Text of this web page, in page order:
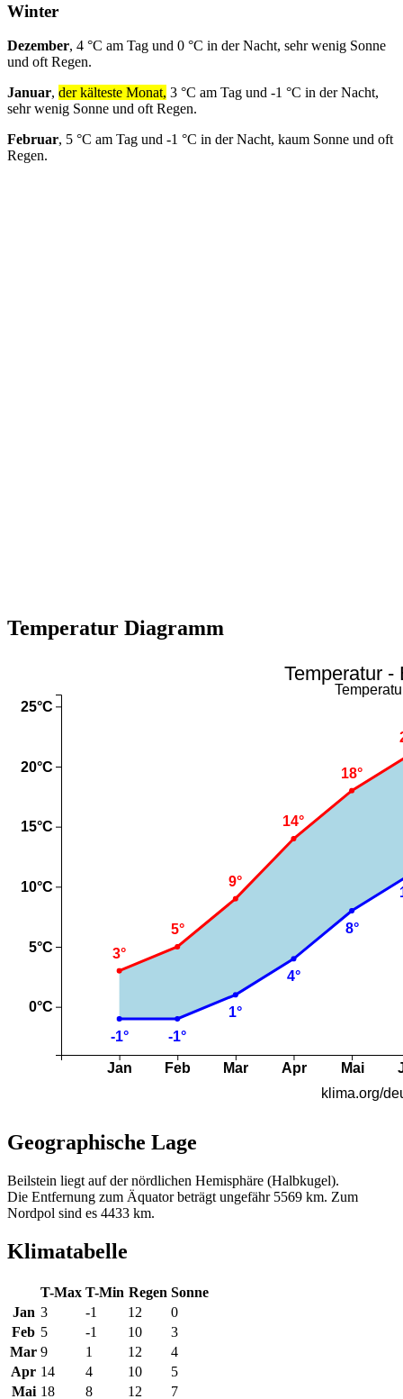
Winter
Dezember, 4 °C am Tag und 0 °C in der Nacht, sehr wenig Sonne
und oft Regen.
Januar, der kälteste Monat, 3 °C am Tag und -1 °C in der Nacht,
sehr wenig Sonne und oft Regen.
Februar, 5 °C am Tag und -1 °C in der Nacht, kaum Sonne und oft
Regen.
Temperatur Diagramm
Geographische Lage
Beilstein liegt auf der nördlichen Hemisphäre (Halbkugel).
Die Entfernung zum Äquator beträgt ungefähr 5569 km. Zum
Nordpol sind es 4433 km.
Klimatabelle
T-Max T-Min Regen Sonne
Jan 3 -1 12
0
Feb 5 -1 10
3
Mar 9 1 12
4
Apr 14 4 10
5
Mai 18 8 12 7